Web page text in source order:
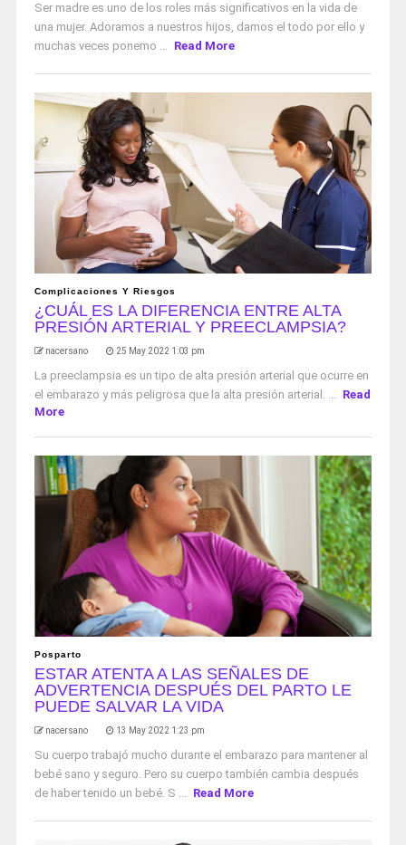
Ser madre es uno de los roles más significativos en la vida de
una mujer. Adoramos a nuestros hijos, damos el todo por ello y
muchas veces ponemo ... Read More
Complicaciones Y Riesgos
¿CUÁL ES LA DIFERENCIA ENTRE ALTA
PRESIÓN ARTERIAL Y PREECLAMPSIA?
nacersano 25 May 2022 1:03 pm
La preeclampsia es un tipo de alta presión arterial que ocurre en
el embarazo y más peligrosa que la alta presión arterial. ... Read
More
Posparto
ESTAR ATENTA A LAS SEÑALES DE
ADVERTENCIA DESPUÉS DEL PARTO LE
PUEDE SALVAR LA VIDA
nacersano 13 May 2022 1:23 pm
Su cuerpo trabajó mucho durante el embarazo para mantener al
bebé sano y seguro. Pero su cuerpo también cambia después
de haber tenido un bebé. S ... Read More